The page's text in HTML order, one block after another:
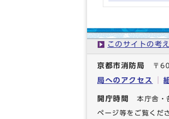
このサイトの考
京都市消防局 〒
局へのアクセス
開庁時間 本庁舎・
ページ等をご覧くだ